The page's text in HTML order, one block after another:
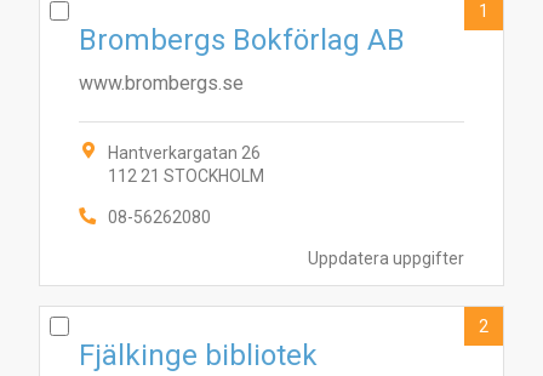
Uppdatera uppgifter
Brombergs Bokförlag AB
www.brombergs.se
Hantverkargatan 26
112 21 STOCKHOLM
08-56262080
1
Fjälkinge bibliotek
2